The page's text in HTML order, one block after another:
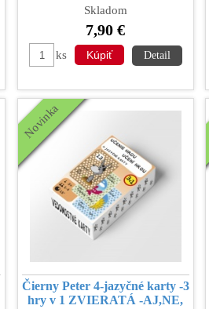
Skladom
7,90 €
ks Detail
Novinka
Čierny Peter 4-jazyčné karty -3
hry v 1 ZVIERATÁ -AJ,NE,